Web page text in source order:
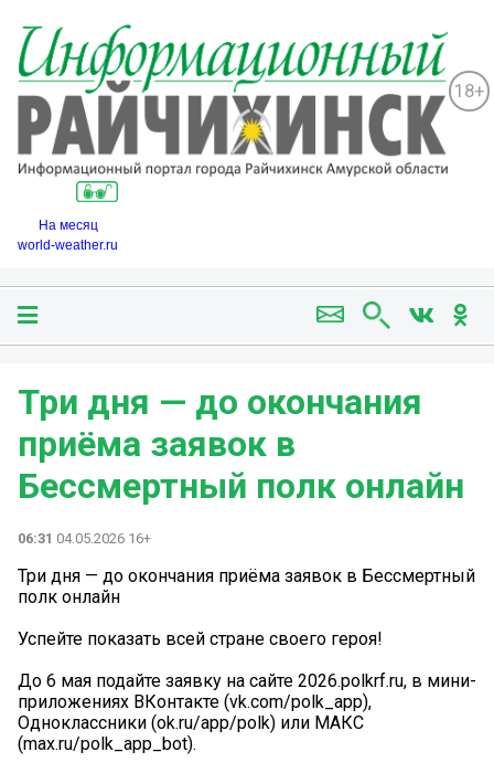
18+
На месяц
world-weather.ru
Три дня — до окончания
приёма заявок в
Бессмертный полк онлайн
06:31 04.05.2026 16+
Три дня — до окончания приёма заявок в Бессмертный
полк онлайн
Успейте показать всей стране своего героя!
До 6 мая подайте заявку на сайте 2026.polkrf.ru, в мини-
приложениях ВКонтакте (vk.com/polk_app),
Одноклассники (ok.ru/app/polk) или МАКС
(max.ru/polk_app_bot).